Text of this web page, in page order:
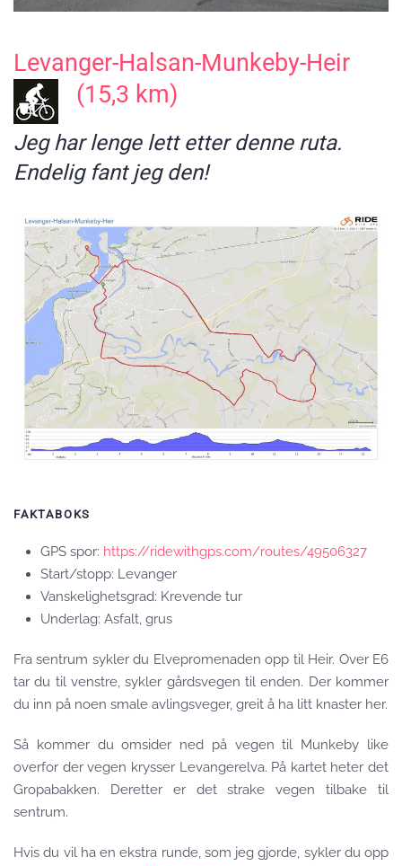
Levanger-Halsan-Munkeby-Heir
(15,3 km)
Jeg har lenge lett etter denne ruta.
Endelig fant jeg den!
FAKTABOKS
GPS spor: https://ridewithgps.com/routes/49506327
Start/stopp: Levanger
Vanskelighetsgrad: Krevende tur
Underlag: Asfalt, grus
Fra sentrum sykler du Elvepromenaden opp til Heir. Over E6
tar du til venstre, sykler gårdsvegen til enden. Der kommer
du inn på noen smale avlingsveger, greit å ha litt knaster her.
Så kommer du omsider ned på vegen til Munkeby like
overfor der vegen krysser Levangerelva. På kartet heter det
Gropabakken. Deretter er det strake vegen tilbake til
sentrum.
Hvis du vil ha en ekstra runde, som jeg gjorde, sykler du opp